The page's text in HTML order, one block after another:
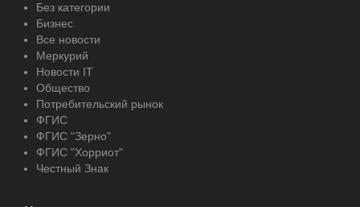
Без категории
Бизнес
Все новости
Меркурий
Новости IT
Общество
Потребительский рынок
ФГИС
ФГИС "Зерно"
ФГИС "Хорриот"
Честный Знак